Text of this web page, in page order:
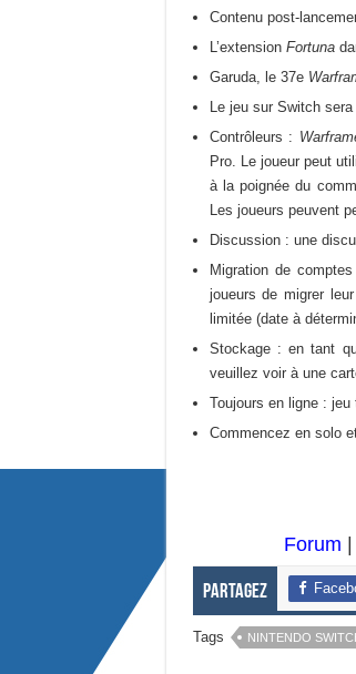
Contenu post-
L’extension Fortuna
Garuda, le 37e
Le jeu sur Switch
Contrôleurs :
Pro. Le joueur peut
à la poignée du
Les joueurs peuvent
Discussion : une
Migration de
joueurs de migrer
limitée (date à
Stockage : en tant
veuillez voir à une
Toujours en ligne :
Commencez en solo
Forum
Partagez
Tags NINTENDO